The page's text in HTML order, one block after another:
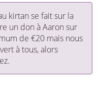
kirtan se fait sur la
un don à Aaron sur
de €20 mais nous
à tous, alors